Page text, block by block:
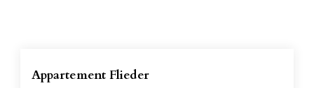
Appartement Flieder